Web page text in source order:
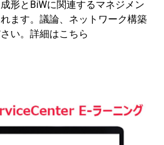
形とBiWに関連するマネジメン
ます。議論、ネットワーク構築
い。詳細はこちら